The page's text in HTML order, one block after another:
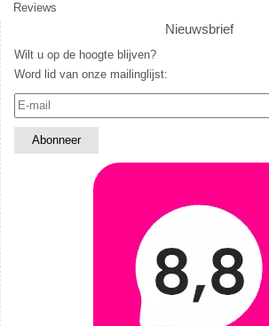
Reviews
Nieuwsbrief
Wilt u op de hoogte blijven?
Word lid van onze mailinglijst: